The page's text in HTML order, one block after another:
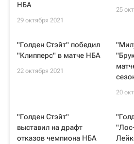
НБА
29 октября 2021
25
"Голден Стэйт" победил
"Клипперс" в матче НБА
22 октября 2021
20
"Голден Стэйт"
выставил на драфт
отказов чемпиона НБА